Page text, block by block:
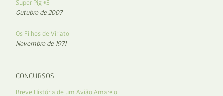
Super Pig #3
Outubro de 2007
Os Filhos de Viriato
Novembro de 1971
CONCURSOS
Breve História de um Avião Amarelo